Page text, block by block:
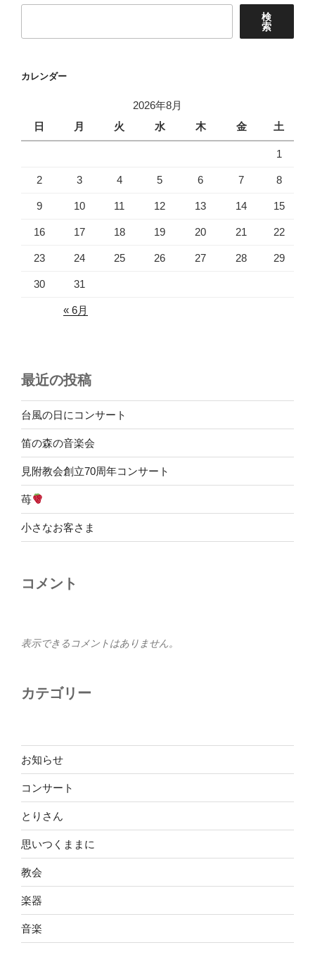
シ
検
索
カレンダー
2026年8月
日
月 火 水 木 金 土
1
2 3 4 5 6 7 8
9 10 11 12 13 14 15
16 17 18 19 20 21 22
23 24 25 26 27 28 29
30 31
« 6月
最近の投稿
台風の日にコンサート
笛の森の音楽会
見附教会創立70周年コンサート
苺
小さなお客さま
コメント
表示できるコメントはありません。
カテゴリー
お知らせ
コンサート
とりさん
思いつくままに
教会
楽器
音楽